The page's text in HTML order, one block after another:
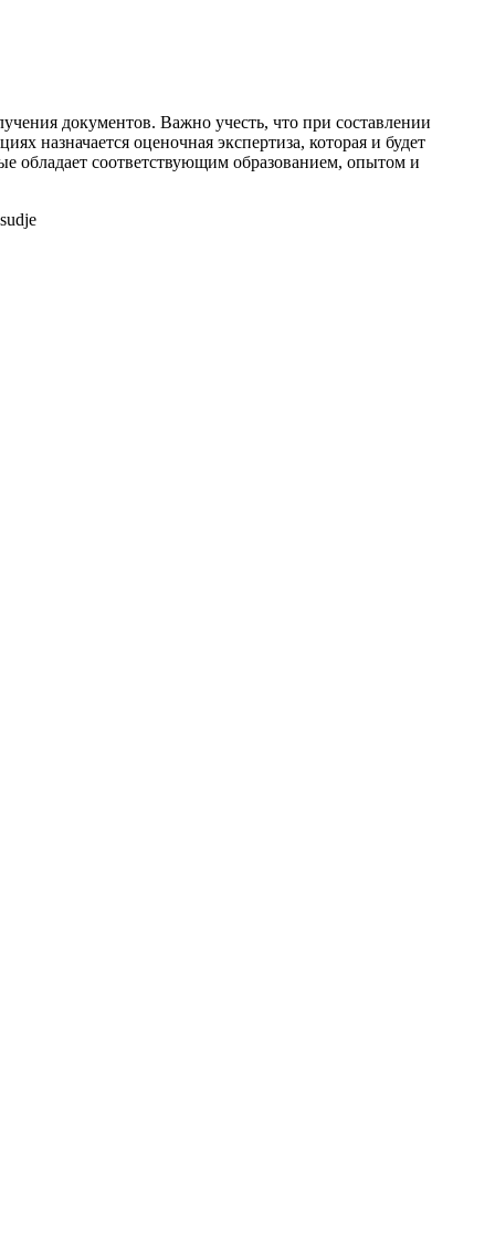
документов. Важно учесть, что при составлении
назначается оценочная экспертиза, которая и будет
обладает соответствующим образованием, опытом и